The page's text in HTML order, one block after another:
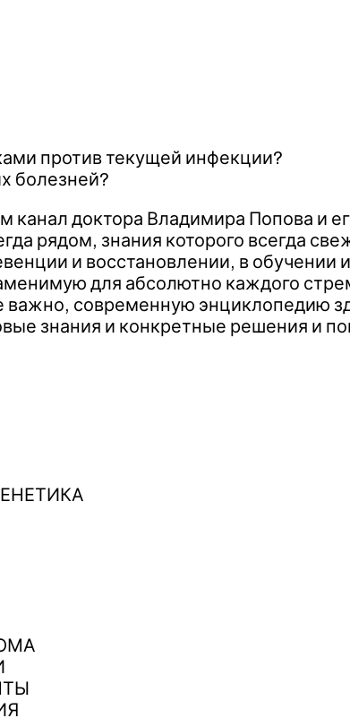
против текущей инфекции?
болезней?
канал доктора Владимира Попова и
рядом, знания которого всегда
и восстановлении, в обучении
для абсолютно каждого
важно, современную энциклопедию
знания и конкретные решения и